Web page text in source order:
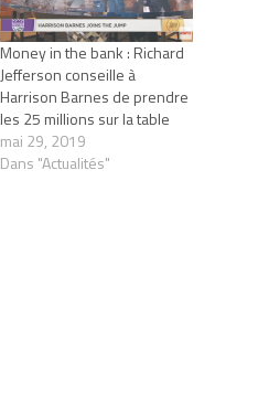
Money in the bank : Richard
Jefferson conseille à
Harrison Barnes de prendre
les 25 millions sur la table
mai 29, 2019
Dans "Actualités"